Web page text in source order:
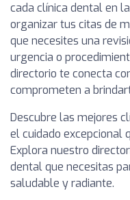
cada clínica dental en
organizar tus citas de
que necesites una
urgencia o
directorio te conecta
comprometen a
Descubre las mejores
el cuidado excepcional
Explora nuestro
dental que necesitas
saludable y radiante.